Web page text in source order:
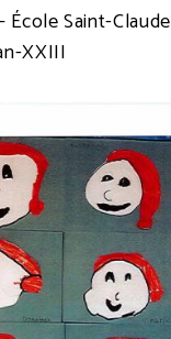
École Saint-Claude
XXIII